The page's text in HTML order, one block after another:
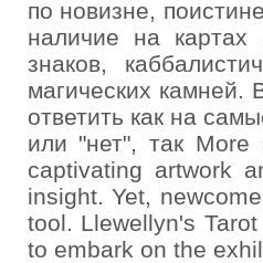
по новизне,
наличие на картах
знаков,
магических камней.
ответить как на
или "нет", так
captivating artwork
insight. Yet,
tool. Llewellyn's
to embark on the